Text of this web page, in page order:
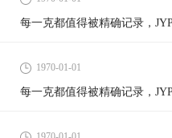
每一克都值得被精确记录，
1970-01-01
每一克都值得被精确记录，